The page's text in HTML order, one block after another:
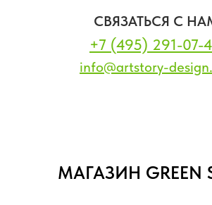
СВЯЗАТЬСЯ С
+7 (495) 291-07-
info@artstory-
МАГАЗИН GREEN